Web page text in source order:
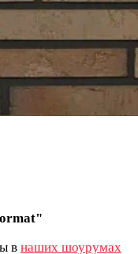
в наших шоурумах